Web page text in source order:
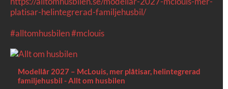
platisar-helintegrerad-familjehusbil/
#alltomhusbilen#mclouis
Modellår 2027 – McLouis, mer plåtisar, helintegrerad
familjehusbil - Allt om husbilen